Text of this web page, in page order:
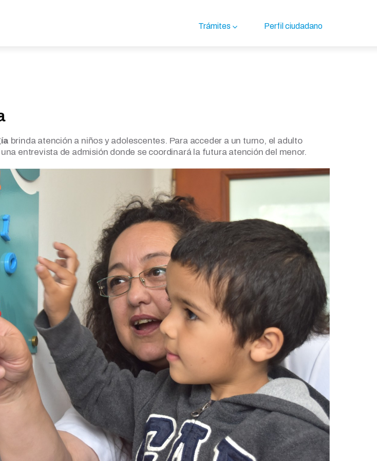
Trámites Perfil ciudadano
brinda atención a niños y adolescentes. Para acceder a un turno, el adulto
entrevista de admisión donde se coordinará la futura atención del menor.